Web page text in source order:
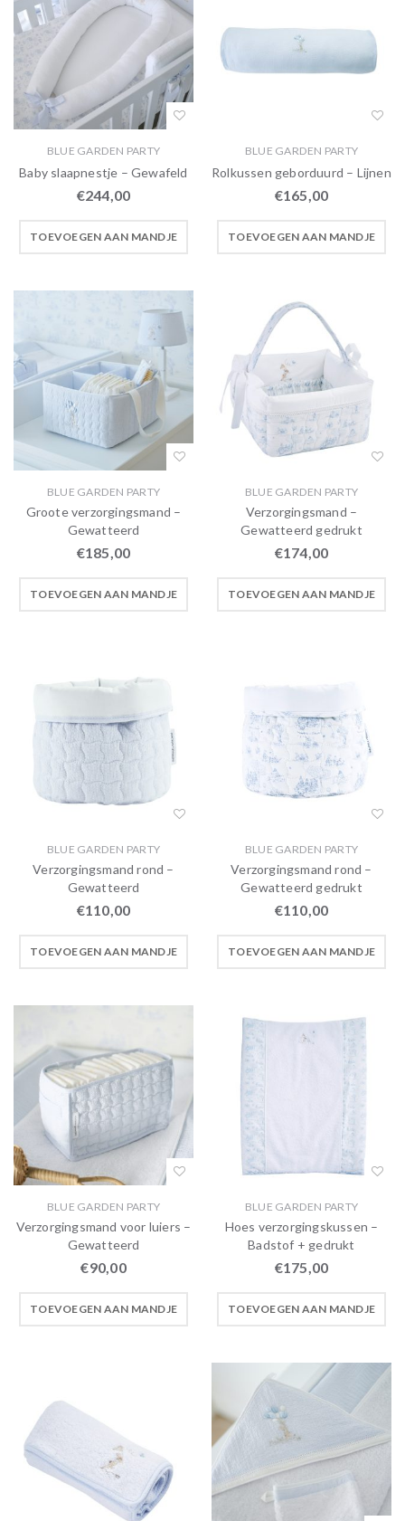
BLUE GARDEN PARTY
Baby slaapnestje – Gewafeld
€244,00
TOEVOEGEN AAN MANDJE
BLUE GARDEN PARTY
Rolkussen geborduurd – Lijnen
€165,00
TOEVOEGEN AAN MANDJE
BLUE GARDEN PARTY
Groote verzorgingsmand –
Gewatteerd
€185,00
TOEVOEGEN AAN MANDJE
BLUE GARDEN PARTY
Verzorgingsmand –
Gewatteerd gedrukt
€174,00
TOEVOEGEN AAN MANDJE
BLUE GARDEN PARTY
Verzorgingsmand rond –
Gewatteerd
€110,00
TOEVOEGEN AAN MANDJE
BLUE GARDEN PARTY
Verzorgingsmand rond –
Gewatteerd gedrukt
€110,00
TOEVOEGEN AAN MANDJE
BLUE GARDEN PARTY
Verzorgingsmand voor luiers –
Gewatteerd
€90,00
TOEVOEGEN AAN MANDJE
BLUE GARDEN PARTY
Hoes verzorgingskussen –
Badstof + gedrukt
€175,00
TOEVOEGEN AAN MANDJE